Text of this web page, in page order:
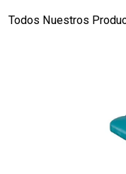
Todos Nuestros